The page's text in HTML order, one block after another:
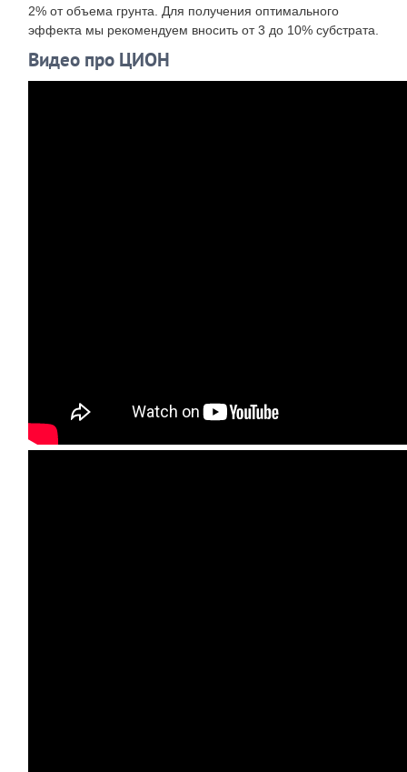
2% от объема грунта. Для получения оптимального
эффекта мы рекомендуем вносить от 3 до 10% субстрата.
Видео про ЦИОН